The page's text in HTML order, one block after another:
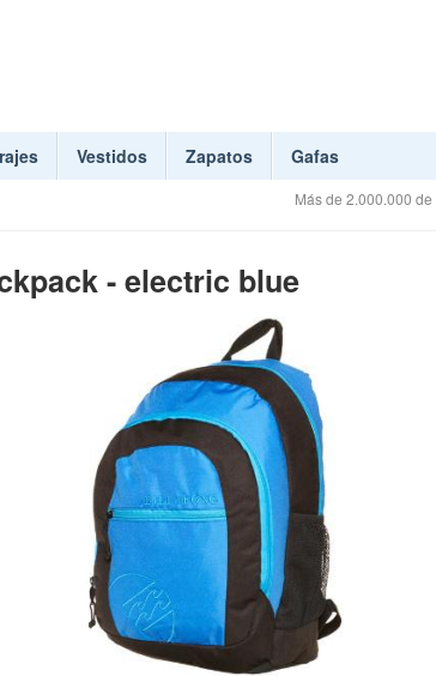
Vestidos Zapatos Gafas
Más de 2.000.000
- electric blue